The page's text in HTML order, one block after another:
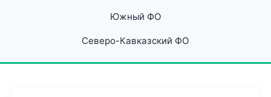
Южный ФО
Северо-Кавказский ФО